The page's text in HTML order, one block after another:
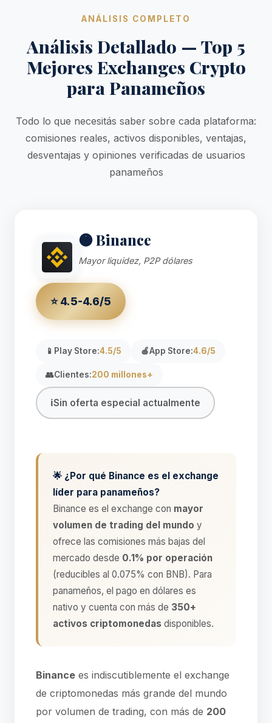
ANÁLISIS COMPLETO
Análisis Detallado — Top 5
Mejores Exchanges Crypto
para Panameños
Todo lo que necesitás saber sobre cada plataforma:
comisiones reales, activos disponibles, ventajas,
desventajas y opiniones verificadas de usuarios
panameños
🟠 Binance
Mayor liquidez, P2P dólares
⭐ 4.5-4.6/5
📱 Play Store:4.5/5 🍎App Store:4.6/5
👥Clientes:200 millones+
ℹ️Sin oferta especial actualmente
🌟 ¿Por qué Binance es el exchange
líder para panameños?
Binance es el exchange con mayor
volumen de trading del mundo y
ofrece las comisiones más bajas del
mercado desde 0.1% por operación
(reducibles al 0.075% con BNB). Para
panameños, el pago en dólares es
nativo y cuenta con más de 350+
activos criptomonedas disponibles.
Binance es indiscutiblemente el exchange
de criptomonedas más grande del mundo
por volumen de trading, con más de 200